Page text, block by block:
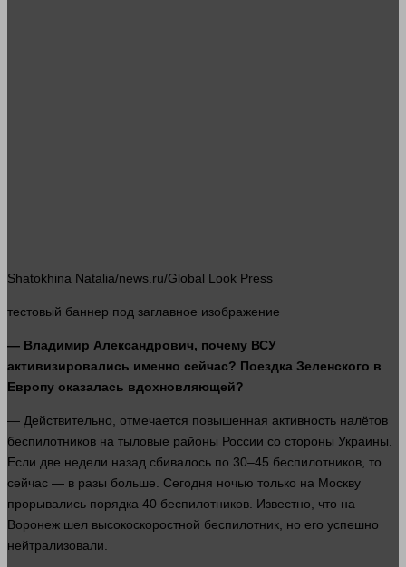
Shatokhina Natalia/news.ru/Global Look Press
тестовый баннер под заглавное изображение
— Владимир Александрович, почему ВСУ
активизировались именно сейчас? Поездка Зеленского в
Европу оказалась вдохновляющей?
— Действительно, отмечается повышенная активность налётов
беспилотников на тыловые районы России со стороны Украины.
Если две недели назад сбивалось по 30–45 беспилотников, то
сейчас — в разы больше . Сегодня ночью только на Москву
прорывались порядка 40 беспилотников. Известно, что на
Воронеж шел высокоскоростной беспилотник, но его успешно
нейтрализовали.